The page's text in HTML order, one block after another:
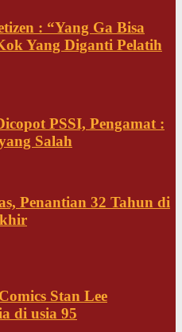
: “Yang Ga Bisa
Yang Diganti Pelatih
PSSI, Pengamat :
Salah
Penantian 32 Tahun di
Stan Lee
di usia 95